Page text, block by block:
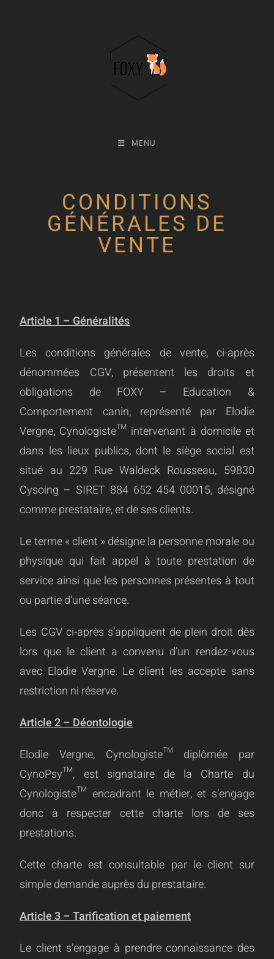
MENU
CONDITIONS
GÉNÉRALES DE
VENTE
Article1 – Généralités
Les conditions générales de vente, ci-après
dénommées CGV, présentent les droits et
obligations de FOXY – Education &
Comportement canin, représenté par Elodie
Vergne, Cynologiste™ intervenant à domicile et
dans les lieux publics, dont le siège social est
situé au 229 Rue Waldeck Rousseau, 59830
Cysoing – SIRET 884 652 454 00015, désigné
comme prestataire, et de ses clients.
Le terme « client » désigne la personne morale ou
physique qui fait appel à toute prestation de
service ainsi que les personnes présentes à tout
ou partie d’une séance.
Les CGV ci-après s’appliquent de plein droit dès
lors que le client a convenu d’un rendez-vous
avec Elodie Vergne. Le client les accepte sans
restriction ni réserve.
Article 2 – Déontologie
Elodie Vergne, Cynologiste™ diplômée par
CynoPsy™, est signataire de la Charte du
Cynologiste™ encadrant le métier, et s’engage
donc à respecter cette charte lors de ses
prestations.
Cette charte est consultable par le client sur
simple demande auprès du prestataire.
Article 3 – Tarification et paiement
Le client s’engage à prendre connaissance des